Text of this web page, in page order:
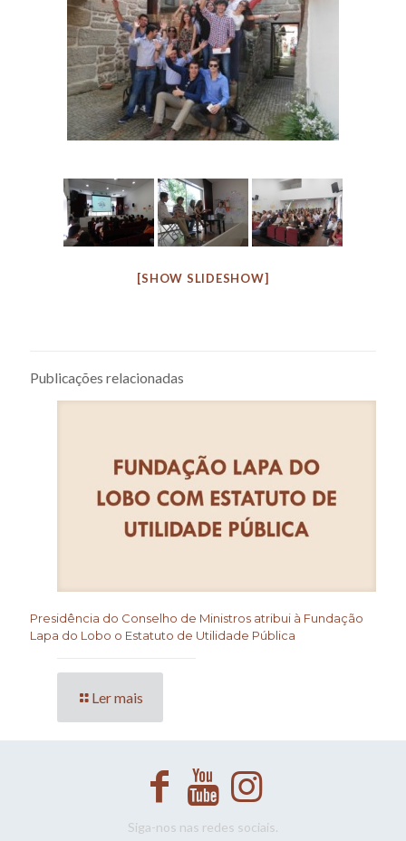
[SHOW SLIDESHOW]
Publicações relacionadas
Presidência do Conselho de Ministros atribui à Fundação
Lapa do Lobo o Estatuto de Utilidade Pública
Ler mais
Siga-nos nas redes sociais.